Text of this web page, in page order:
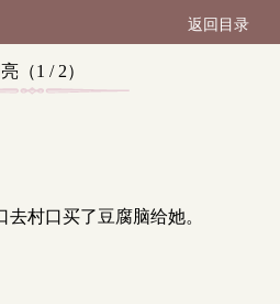
返回目录
（1 / 2）
村口买了豆腐脑给她。